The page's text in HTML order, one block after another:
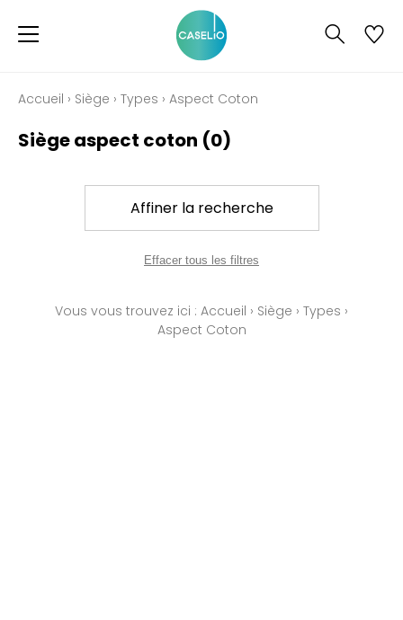
Accueil › Siège › Types › Aspect Coton
Siège aspect coton (0)
Affiner la recherche
Effacer tous les filtres
Vous vous trouvez ici : Accueil › Siège › Types ›
Aspect Coton